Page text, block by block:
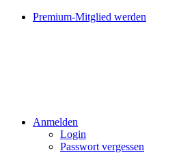
Premium-Mitglied werden
Anmelden
Login
Passwort vergessen